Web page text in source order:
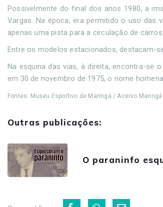
Possivelmente do final dos anos 1980, a
Vargas. Na época, era permitido o uso das
apenas uma pista para a circulação de
Entre os modelos estacionados, destacam-
Na esquina das vias, à direita, encontra-se
em 30 de novembro de 1975, o nome
Fontes: Museu Esportivo de Maringá / Acervo Maringá
Outras publicações:
O paraninfo